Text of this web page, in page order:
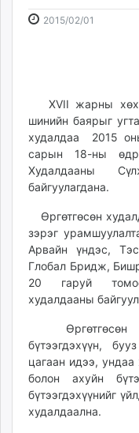
Gogo.mn
caak.mn
tovch.mn
ikon.mn
mnb.mn
Livetv.mn
Eguur.mn
shuud.mn
eagle.mn
ergelt.mn
zarig.mn
today.mn
mminfo.mn
ugluu.mn
urlag.mn
unen.mn
2015/02/01
XVII жарны
шинийн баярыг
худалдаа 2015
сарын 18-ны
Худалдааны
байгуулагдана.
Өргөтгөсөн
зэрэг
Арвайн үндэс,
Глобал Бридж,
20 гаруй
худалдааны
Өргөтгөсөн
бүтээгдэхүүн,
цагаан идээ,
болон ахуйн
бүтээгдэхүүнийг
худалдаална.